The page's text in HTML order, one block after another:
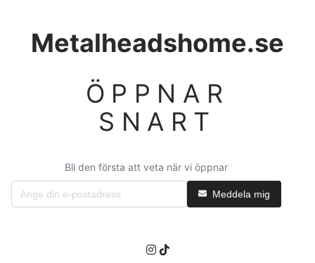
Metalheadshome.se
ÖPPNAR
SNART
Bli den första att veta när vi öppnar
Meddela mig